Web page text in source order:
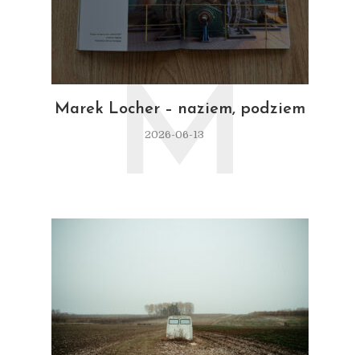
Marek Locher – naziem, podziem
2026-06-13
M